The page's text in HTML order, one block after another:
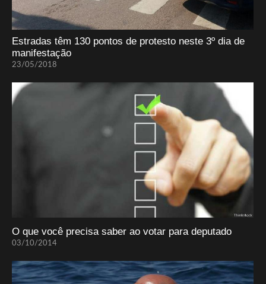
Estradas têm 130 pontos de protesto neste 3º dia de
manifestação
23/05/2018
O que você precisa saber ao votar para deputado
03/10/2014